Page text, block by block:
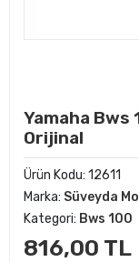
Yamaha Bws
Orijinal
Ürün Kodu: 12611
Marka: Süveyda
Kategori: Bws 100
816,00 TL